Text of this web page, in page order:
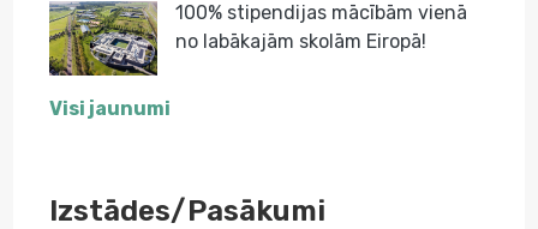
100% stipendijas mācībām vienā
no labākajām skolām Eiropā!
Visi jaunumi
Izstādes/Pasākumi